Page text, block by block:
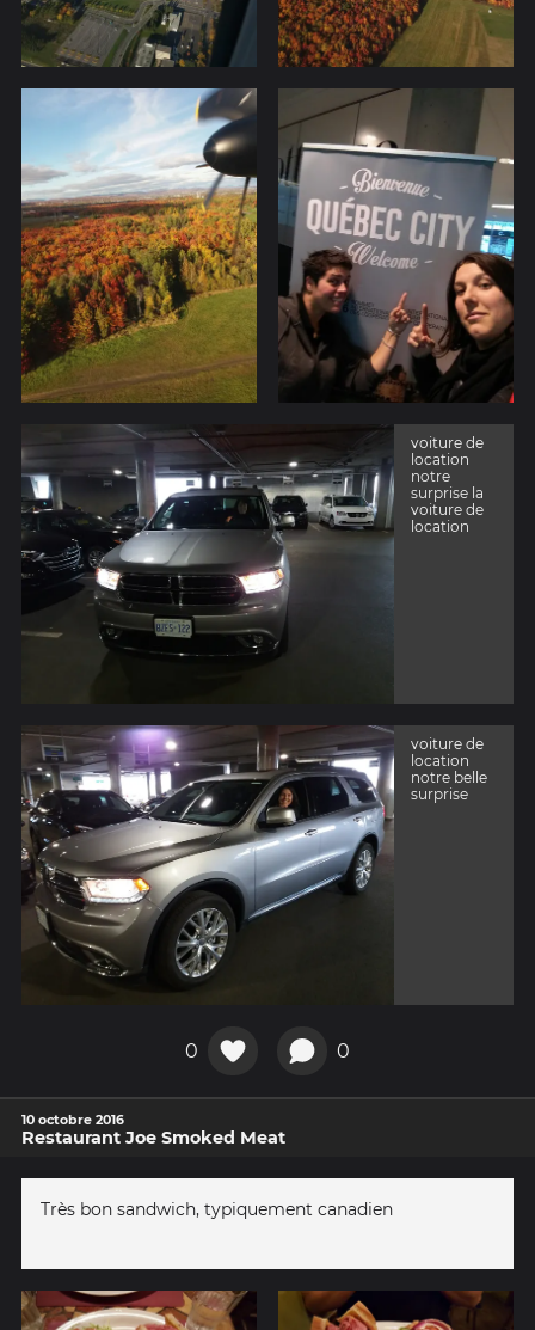
voiture de
location
notre
surprise la
voiture de
location
voiture de
location
notre belle
surprise
0 0
10 octobre 2016
Restaurant Joe Smoked Meat
Très bon sandwich, typiquement canadien